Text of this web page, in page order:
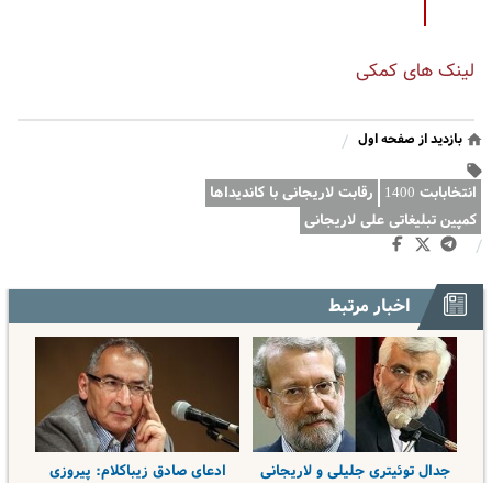
لینک های کمکی
بازدید از صفحه اول /
انتخابابت 1400
رقابت لاریجانی با کاندیداها
کمپین تبلیغاتی علی لاریجانی
/
اخبار مرتبط
جدال توئیتری جلیلی و لاریجانی
ادعای صادق زیباکلام: پیروزی